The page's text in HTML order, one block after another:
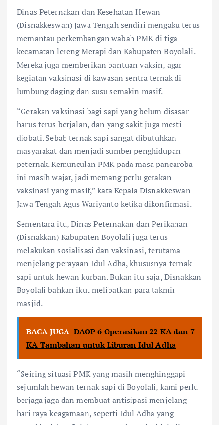
Dinas Peternakan dan Kesehatan Hewan
(Disnakkeswan) Jawa Tengah sendiri mengaku terus
memantau perkembangan wabah PMK di tiga
kecamatan lereng Merapi dan Kabupaten Boyolali.
Mereka juga memberikan bantuan vaksin, agar
kegiatan vaksinasi di kawasan sentra ternak di
lumbung daging dan susu semakin masif.
“Gerakan vaksinasi bagi sapi yang belum disasar
harus terus berjalan, dan yang sakit juga mesti
diobati. Sebab ternak sapi sangat dibutuhkan
masyarakat dan menjadi sumber penghidupan
peternak. Kemunculan PMK pada masa pancaroba
ini masih wajar, jadi memang perlu gerakan
vaksinasi yang masif,” kata Kepala Disnakkeswan
Jawa Tengah Agus Wariyanto ketika dikonfirmasi.
Sementara itu, Dinas Peternakan dan Perikanan
(Disnakkan) Kabupaten Boyolali juga terus
melakukan sosialisasi dan vaksinasi, terutama
menjelang perayaan Idul Adha, khususnya ternak
sapi untuk hewan kurban. Bukan itu saja, Disnakkan
Boyolali bahkan ikut melibatkan para takmir
masjid.
BACA JUGA DAOP 6 Operasikan 22 KA dan 7
KA Tambahan untuk Liburan Idul Adha
“Seiring situasi PMK yang masih menghinggapi
sejumlah hewan ternak sapi di Boyolali, kami perlu
berjaga jaga dan membuat antisipasi menjelang
hari raya keagamaan, seperti Idul Adha yang